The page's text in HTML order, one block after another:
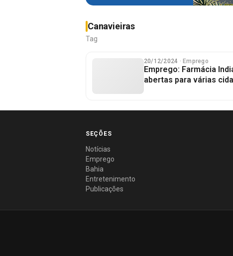
Canavieiras
Tag
20/12/2024 · Emprego
Emprego: Farmácia
abertas para várias
SEÇÕES
Notícias
Emprego
Bahia
Entretenimento
Publicações